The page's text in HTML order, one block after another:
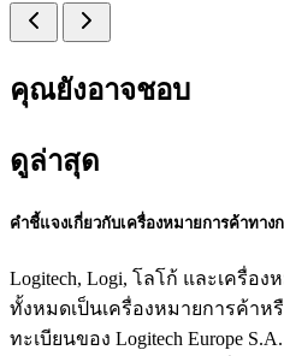
คุณยังอาจชอบ
ดูล่าสุด
คำชี้แจงเกี่ยวกับเครื่องหมายการค้าทาง
Logitech, Logi, โลโก้ และเครื่อ
ทั้งหมดเป็นเครื่องหมายการค้าห
ทะเบียนของ Logitech Europe